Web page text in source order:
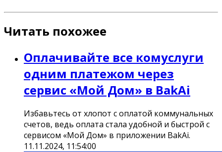
Читать похожее
Оплачивайте все комуслуги
одним платежом через
сервис «Мой Дом» в BakAi
Избавьтесь от хлопот с оплатой коммунальных
счетов, ведь оплата стала удобной и быстрой с
сервисом «Мой Дом» в приложении BakAi.
11.11.2024, 11:54:00